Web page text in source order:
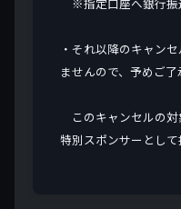
・それ以降のキャン
ませんので、予めご了
このキャンセルの対
特別スポンサーとして